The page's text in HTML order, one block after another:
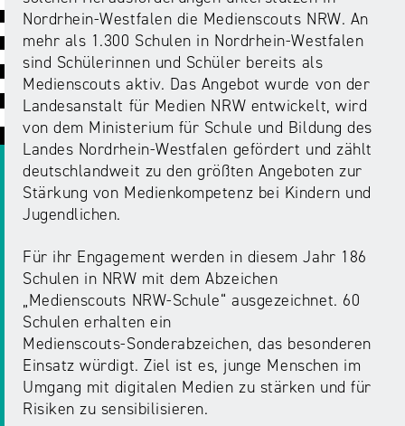
in
der
Medienaufsicht
Intermediäre
Europa
in
der
Medienregulierung
Audio
Desinformation
Medienvielfalt
Preis
Growth
Day
Laut-
und-
Klar-
Festival
Medienkarriere
NRW
Medienscouts
Convention
Internet-
ABC
#äsch-
Tecks
Juuuport
NRWision
FLIMMO
Forschung
Förderungen
und
Ausschreibungen
Datenschutzaufsicht
Aufsicht
Regulierung
Rechtsgrundlagen
Die
Medienkommission
Download-
Bereich
Nordrhein-Westfalen die Medienscouts NRW. An
mehr als 1.300 Schulen in Nordrhein-Westfalen
sind Schülerinnen und Schüler bereits als
Medienscouts aktiv. Das Angebot wurde von der
Landesanstalt für Medien NRW entwickelt, wird
von dem Ministerium für Schule und Bildung des
Landes Nordrhein-Westfalen gefördert und zählt
deutschlandweit zu den größten Angeboten zur
Stärkung von Medienkompetenz bei Kindern und
Jugendlichen.
Für ihr Engagement werden in diesem Jahr 186
Schulen in NRW mit dem Abzeichen
„Medienscouts NRW-Schule“ ausgezeichnet. 60
Schulen erhalten ein
Medienscouts‑Sonderabzeichen, das besonderen
Einsatz würdigt. Ziel ist es, junge Menschen im
Umgang mit digitalen Medien zu stärken und für
Risiken zu sensibilisieren.